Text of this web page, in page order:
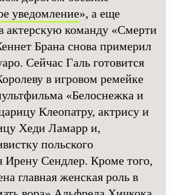
уведомление», а еще
актерскую команду «Смерти
Брана снова примерил
Сейчас Галь готовится
в игровом ремейке
«Белоснежка и
Клеопатру, актрису и
Хеди Ламарр и,
польского
Ирену Сендлер. Кроме того,
главная женская роль в